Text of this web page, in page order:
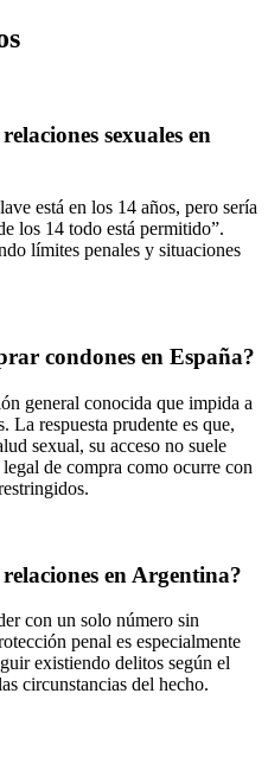
sexuales en
está en los 14 años, pero sería
los 14 todo está permitido”.
límites penales y situaciones
condones en España?
general conocida que impida a
La respuesta prudente es que,
sexual, su acceso no suele
de compra como ocurre con
en Argentina?
con un solo número sin
penal es especialmente
existiendo delitos según el
circunstancias del hecho.